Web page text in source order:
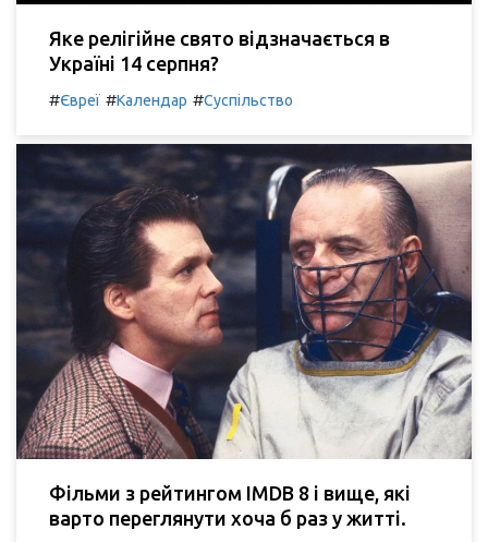
Яке релігійне свято відзначається в
Україні 14 серпня?
#Євреї #Календар #Суспільство
Фільми з рейтингом IMDB 8 і вище, які
варто переглянути хоча б раз у житті.